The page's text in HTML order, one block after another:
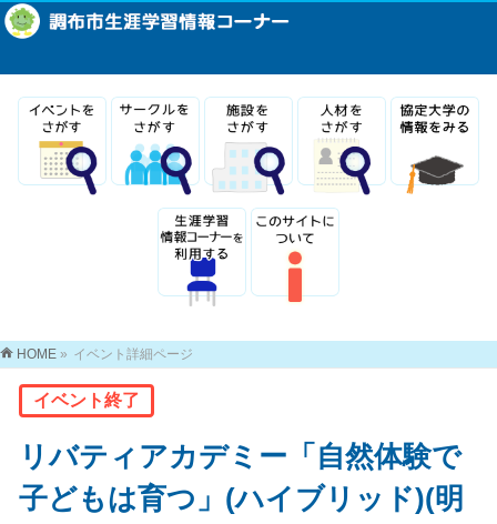
HOME » イベント詳細ページ
イベント終了
リバティアカデミー「自然体験で
子どもは育つ」(ハイブリッド)(明